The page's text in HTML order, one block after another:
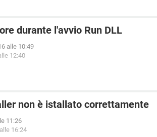
durante l'avvio Run DLL
alle 10:49
12:40
non è istallato correttamente
11:26
16:24